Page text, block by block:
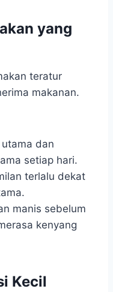
yang
teratur
makanan.
dan
setiap hari.
terlalu dekat
manis sebelum
kenyang
Kecil